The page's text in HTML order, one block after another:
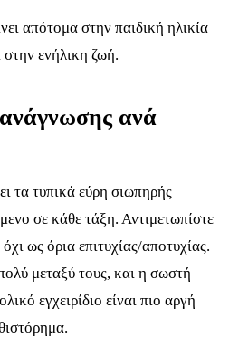
απότομα στην παιδική ηλικία
στην ενήλικη ζωή.
ανά
τα τυπικά εύρη σιωπηρής
σε κάθε τάξη. Αντιμετωπίστε
ως όρια επιτυχίας/αποτυχίας.
μεταξύ τους, και η σωστή
εγχειρίδιο είναι πιο αργή